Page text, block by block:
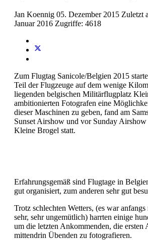
Jan Koennig 05. Dezember 2015 Zuletzt
Januar 2016 Zugriffe: 4618
Zum Flugtag Sanicole/Belgien 2015
Teil der Flugzeuge auf dem wenige
liegenden belgischen Militärflugplatz
ambitionierten Fotografen eine
dieser Maschinen zu geben, fand am
Sunset Airshow und vor Sunday Airshow
Kleine Brogel statt.
Erfahrungsgemäß sind Flugtage in
gut organisiert, zum anderen sehr gut
Trotz schlechten Wetters, (es war
sehr, sehr ungemütlich) harrten einige
um die letzten Ankommenden, die ersten
mittendrin Übenden zu fotografieren.